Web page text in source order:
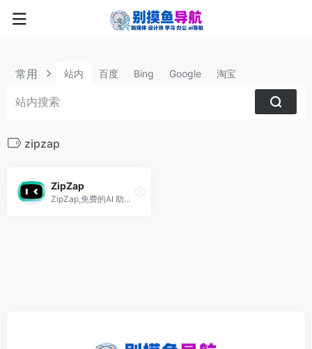
常用 站内 百度 Bing Google 淘宝
zipzap
ZipZap
ZipZap,免费的AI 助手,chatgpt插件,支持chrome,edge浏览器